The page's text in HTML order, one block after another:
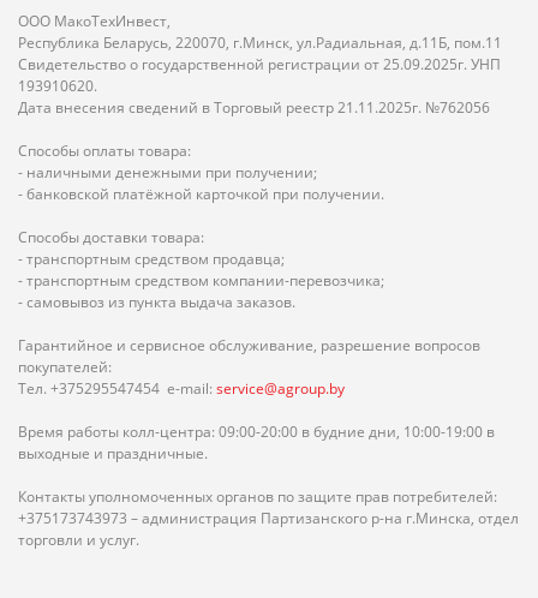
ООО МакоТехИнвест,
Республика Беларусь, 220070, г.Минск, ул.Радиальная, д.11Б, пом.11
Свидетельство о государственной регистрации от 25.09.2025г. УНП
193910620.
Дата внесения сведений в Торговый реестр 21.11.2025г. №762056
Способы оплаты товара:
- наличными денежными при получении;
- банковской платёжной карточкой при получении.
Способы доставки товара:
- транспортным средством продавца;
- транспортным средством компании-перевозчика;
- самовывоз из пункта выдача заказов.
Гарантийное и сервисное обслуживание, разрешение вопросов
покупателей:
Тел. +375295547454 e-mail: service@agroup.by
Время работы колл-центра: 09:00-20:00 в будние дни, 10:00-19:00 в
выходные и праздничные.
Контакты уполномоченных органов по защите прав потребителей:
+375173743973 – администрация Партизанского р-на г.Минска, отдел
торговли и услуг.